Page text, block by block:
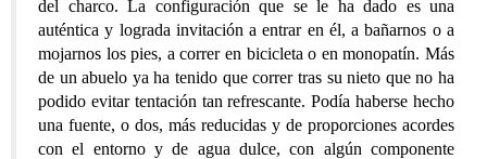
del charco. La configuración que se le ha dado es una
auténtica y lograda invitación a entrar en él, a bañarnos o a
mojarnos los pies, a correr en bicicleta o en monopatín. Más
de un abuelo ya ha tenido que correr tras su nieto que no ha
podido evitar tentación tan refrescante. Podía haberse hecho
una fuente, o dos, más reducidas y de proporciones acordes
con el entorno y de agua dulce, con algún componente